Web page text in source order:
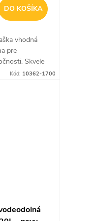
DO KOŠÍKA
vhodná
pre
Skvele
Kód: 10362-1700